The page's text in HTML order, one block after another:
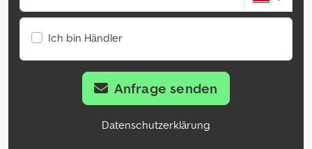
Ich bin Händler
Anfrage senden
Datenschutzerklärung